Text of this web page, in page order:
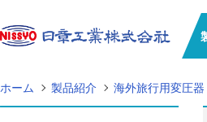
ホーム 製品紹介 海外旅行用変圧器